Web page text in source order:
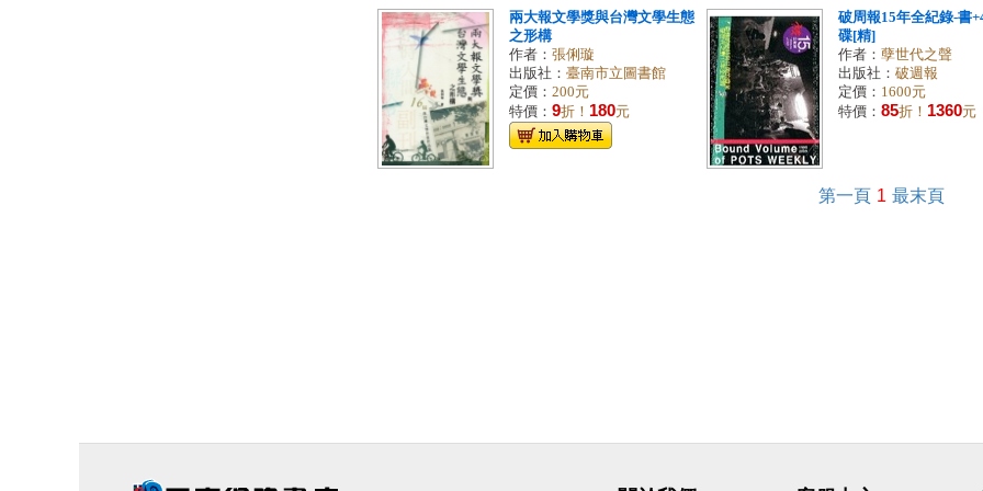
兩大報文學獎與台灣文學生態
之形構
作者： 張俐璇
出版社： 臺南市立圖書館
定價： 200元
特價： 9折！ 180元
破周報15年全紀錄-書
碟[精]
作者： 孽世代之聲
出版社： 破週報
定價： 1600元
特價： 85折！ 1360元
第一頁 1 最末頁